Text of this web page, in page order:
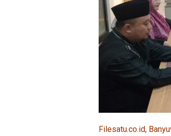
Filesatu.co.id,